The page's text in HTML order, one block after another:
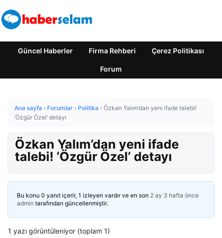
Güncel Haberler Firma Rehberi Çerez Politikası
Forum
Ana sayfa › Forumlar › Politika › Özkan Yalım’dan yeni ifade talebi!
‘Özgür Özel’ detayı
Özkan Yalım’dan yeni ifade
talebi! ‘Özgür Özel’ detayı
Bu konu 0 yanıt içerir, 1 izleyen vardır ve en son 2 ay 3 hafta önce
admin tarafından güncellenmiştir.
1 yazı görüntüleniyor (toplam 1)